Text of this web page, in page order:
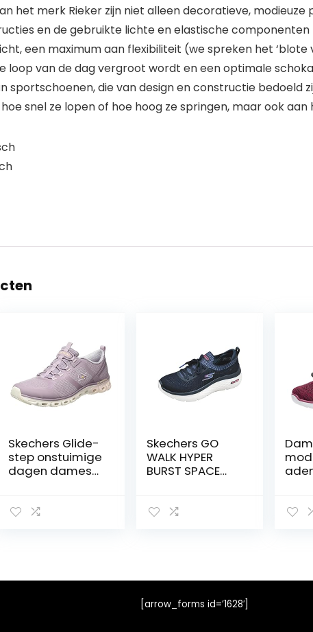
het merk Rieker zijn niet alleen decoratieve,
en de gebruikte lichte en elastische
een maximum aan flexibiliteit (we spreken het
loop van de dag vergroot wordt en een optimale
sportschoenen, die van design en constructie bedoeld
snel ze lopen of hoe hoog ze springen, maar ook aan
Skechers Glide-
step onstuimige
dagen dames
Skechers GO
WALK HYPER
BURST SPACE
leer,
[arrow_forms id=’1628′]